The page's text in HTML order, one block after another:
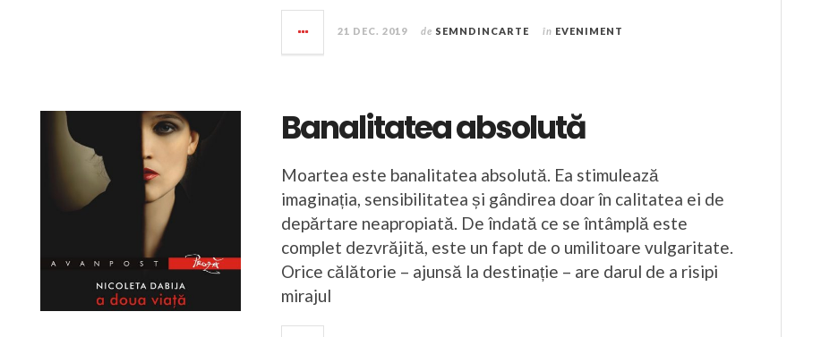
21 DEC. 2019 de SEMNDINCARTE în EVENIMENT
Banalitatea absolută
Moartea este banalitatea absolută. Ea stimulează
imaginația, sensibilitatea și gândirea doar în calitatea ei de
depărtare neapropiată. De îndată ce se întâmplă este
complet dezvrăjită, este un fapt de o umilitoare vulgaritate.
Orice călătorie – ajunsă la destinație – are darul de a risipi
mirajul